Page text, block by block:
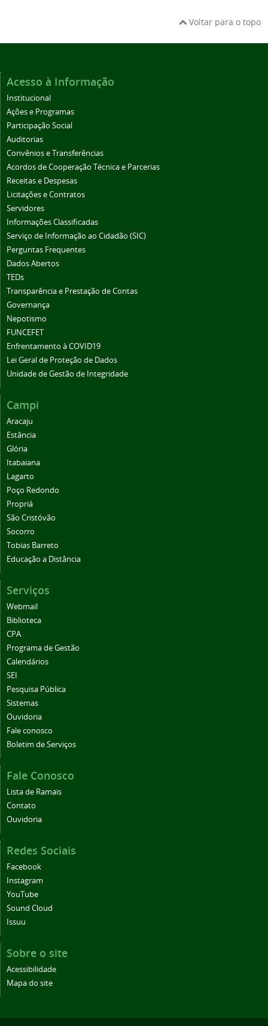
Voltar para o topo
Acesso à Informação
Institucional
Ações e Programas
Participação Social
Auditorias
Convênios e Transferências
Acordos de Cooperação Técnica e Parcerias
Receitas e Despesas
Licitações e Contratos
Servidores
Informações Classificadas
Serviço de Informação ao Cidadão (SIC)
Perguntas Frequentes
Dados Abertos
TEDs
Transparência e Prestação de Contas
Governança
Nepotismo
FUNCEFET
Enfrentamento à COVID19
Lei Geral de Proteção de Dados
Unidade de Gestão de Integridade
Campi
Aracaju
Estância
Glória
Itabaiana
Lagarto
Poço Redondo
Propriá
São Cristóvão
Socorro
Tobias Barreto
Educação a Distância
Serviços
Webmail
Biblioteca
CPA
Programa de Gestão
Calendários
SEI
Pesquisa Pública
Sistemas
Ouvidoria
Fale conosco
Boletim de Serviços
Fale Conosco
Lista de Ramais
Contato
Ouvidoria
Redes Sociais
Facebook
Instagram
YouTube
Sound Cloud
Issuu
Sobre o site
Acessibilidade
Mapa do site